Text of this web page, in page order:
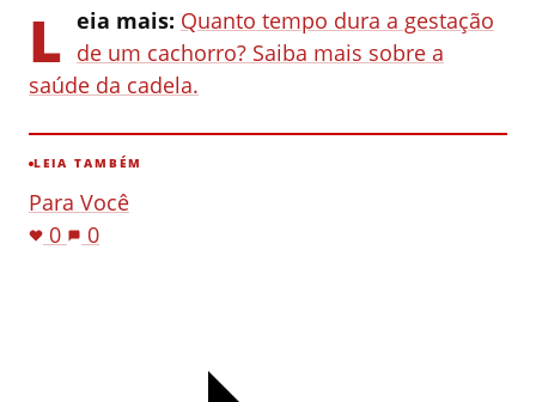
L eia mais: Quanto tempo dura a gestação
de um cachorro? Saiba mais sobre a
saúde da cadela.
LEIA TAMBÉM
Para Você
0
0